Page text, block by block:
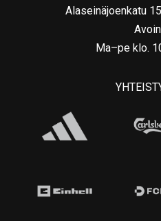
Alaseinäjoenkatu
Ma–pe klo.